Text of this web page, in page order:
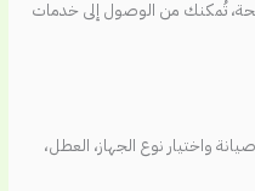
تُمكنك من الوصول إلى خدمات
واختيار نوع الجهاز، العطل،